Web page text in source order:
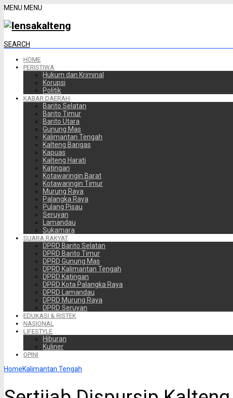
MENU MENU
SEARCH
HOME
PERISTIWA
Hukum dan Kriminal
Korupsi
Politik
KABAR DAERAH
Barito Selatan
Barito Timur
Barito Utara
Gunung Mas
Kalimantan Tengah
Kalteng Barigas
Kapuas
Kalteng Harati
Katingan
Kotawaringin Barat
Kotawaringin Timur
Murung Raya
Palangka Raya
Pulang Pisau
Seruyan
Lamandau
Sukamara
SUARA RAKYAT
DPRD Barito Selatan
DPRD Barito Timur
DPRD Gunung Mas
DPRD Kalimantan Tengah
DPRD Katingan
DPRD Kota Palangka Raya
DPRD Lamandau
DPRD Murung Raya
DPRD Seruyan
EDUKASI & RISTEK
NASIONAL
LIFESTYLE
Hiburan
Kuliner
OPINI
HomeKalimantan Tengah